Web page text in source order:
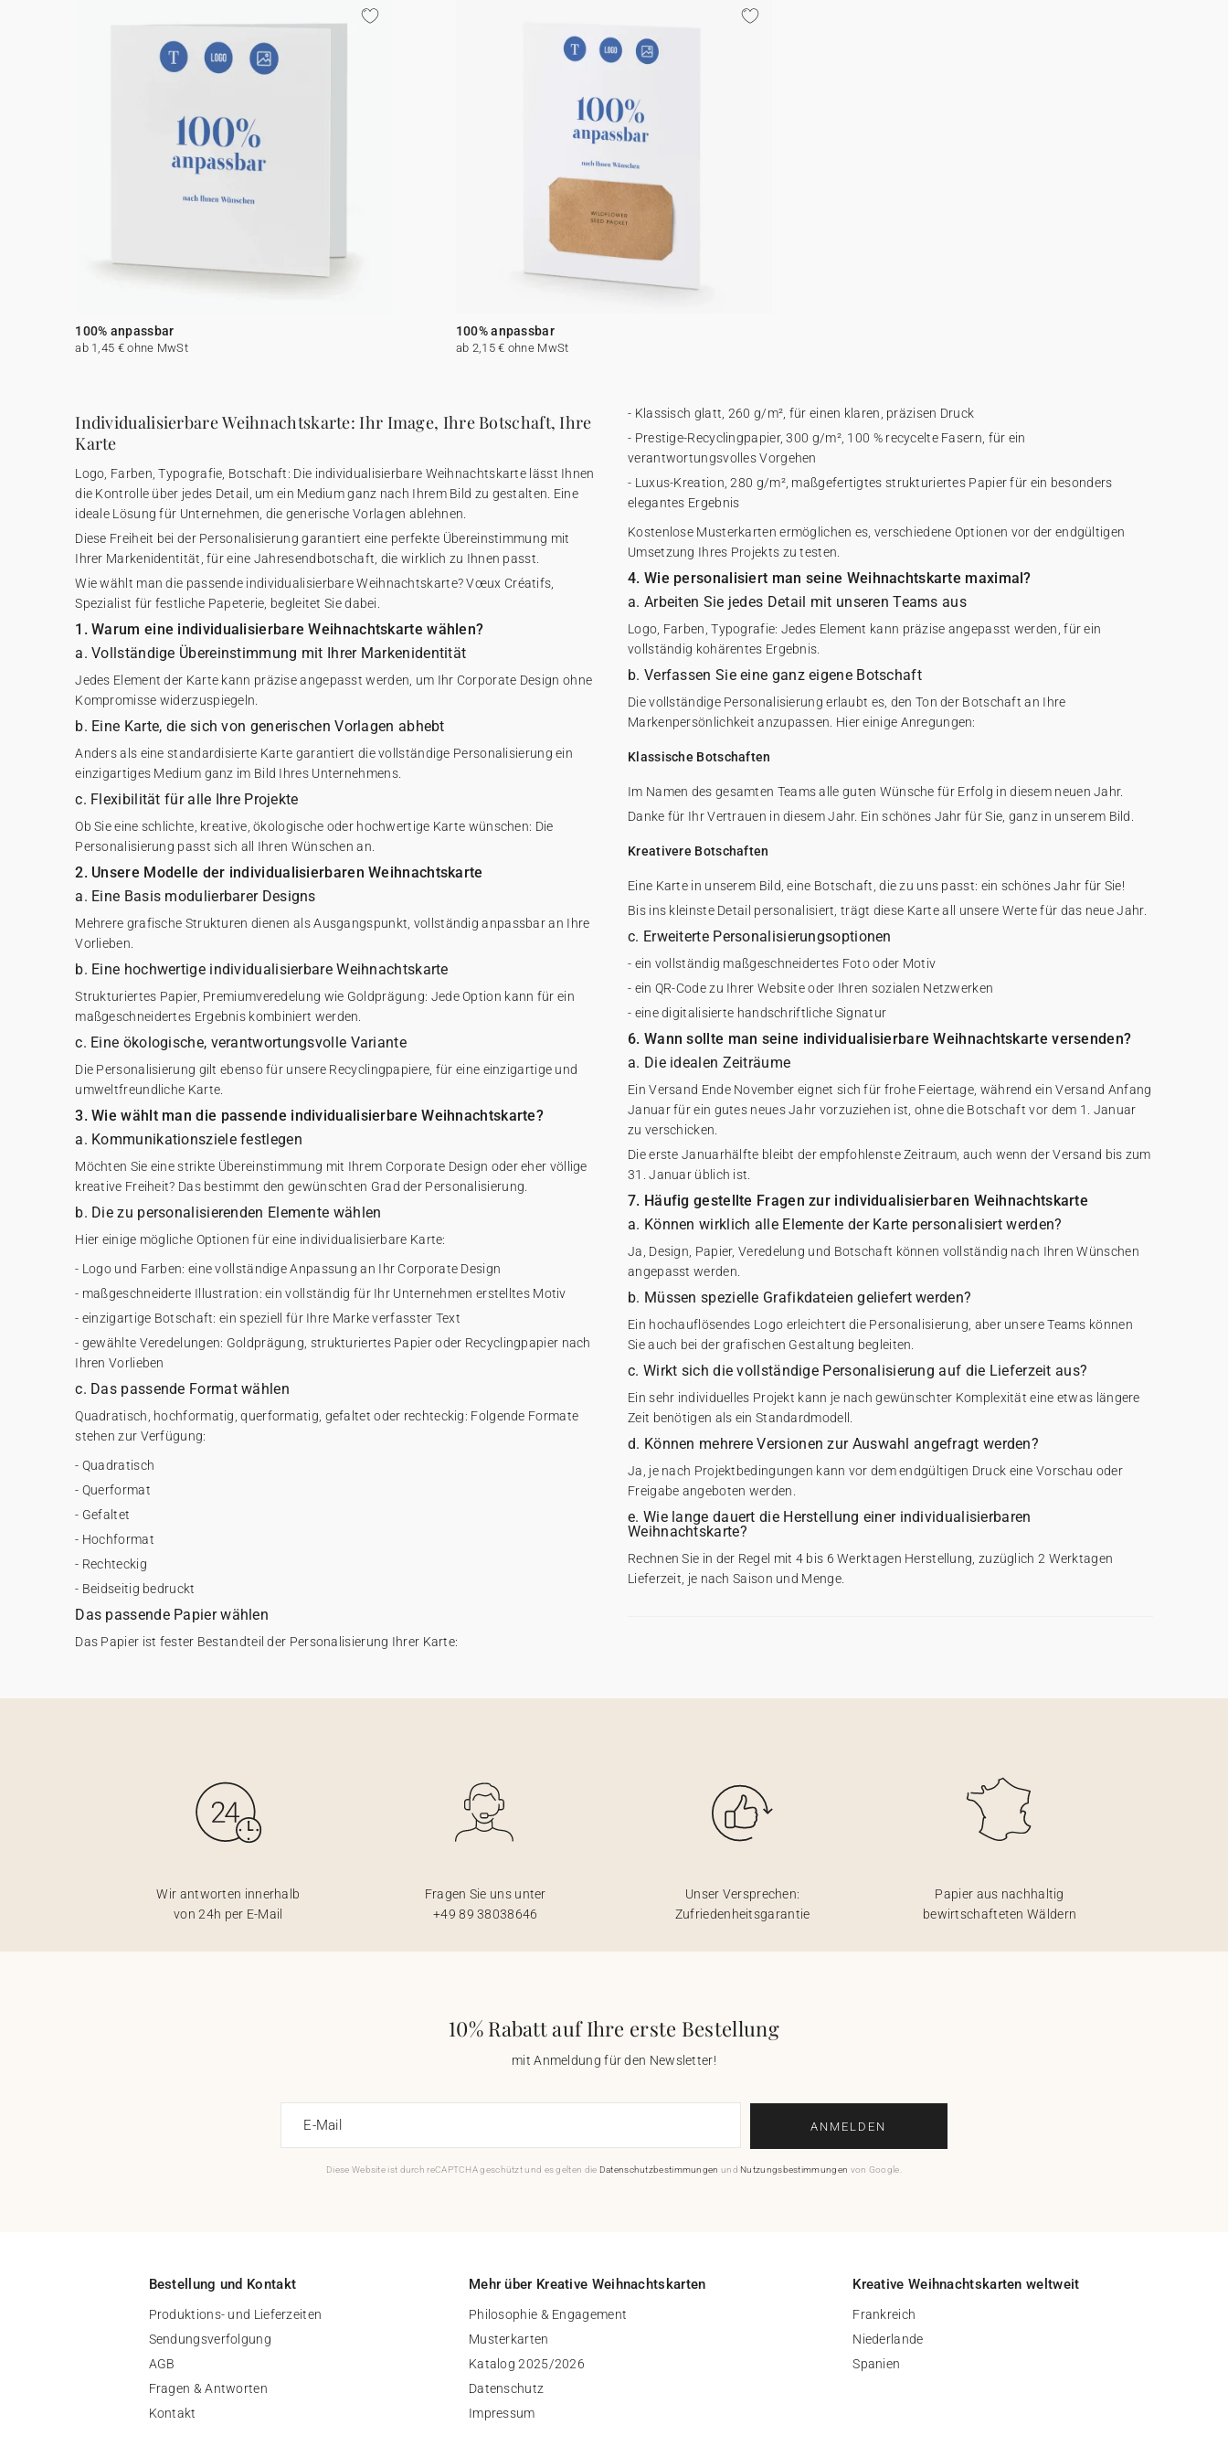
100% anpassbar
ab 1,45 € ohne MwSt
100% anpassbar
ab 2,15 € ohne MwSt
Individualisierbare Weihnachtskarte: Ihr Image, Ihre Botschaft, Ihre
Karte
Logo, Farben, Typografie, Botschaft: Die individualisierbare Weihnachtskarte lässt Ihnen
die Kontrolle über jedes Detail, um ein Medium ganz nach Ihrem Bild zu gestalten. Eine
ideale Lösung für Unternehmen, die generische Vorlagen ablehnen.
Diese Freiheit bei der Personalisierung garantiert eine perfekte Übereinstimmung mit
Ihrer Markenidentität, für eine Jahresendbotschaft, die wirklich zu Ihnen passt.
Wie wählt man die passende individualisierbare Weihnachtskarte? Vœux Créatifs,
Spezialist für festliche Papeterie, begleitet Sie dabei.
1. Warum eine individualisierbare Weihnachtskarte wählen?
a. Vollständige Übereinstimmung mit Ihrer Markenidentität
Jedes Element der Karte kann präzise angepasst werden, um Ihr Corporate Design ohne
Kompromisse widerzuspiegeln.
b. Eine Karte, die sich von generischen Vorlagen abhebt
Anders als eine standardisierte Karte garantiert die vollständige Personalisierung ein
einzigartiges Medium ganz im Bild Ihres Unternehmens.
c. Flexibilität für alle Ihre Projekte
Ob Sie eine schlichte, kreative, ökologische oder hochwertige Karte wünschen: Die
Personalisierung passt sich all Ihren Wünschen an.
2. Unsere Modelle der individualisierbaren Weihnachtskarte
a. Eine Basis modulierbarer Designs
Mehrere grafische Strukturen dienen als Ausgangspunkt, vollständig anpassbar an Ihre
Vorlieben.
b. Eine hochwertige individualisierbare Weihnachtskarte
Strukturiertes Papier, Premiumveredelung wie Goldprägung: Jede Option kann für ein
maßgeschneidertes Ergebnis kombiniert werden.
c. Eine ökologische, verantwortungsvolle Variante
Die Personalisierung gilt ebenso für unsere Recyclingpapiere, für eine einzigartige und
umweltfreundliche Karte.
3. Wie wählt man die passende individualisierbare Weihnachtskarte?
a. Kommunikationsziele festlegen
Möchten Sie eine strikte Übereinstimmung mit Ihrem Corporate Design oder eher völlige
kreative Freiheit? Das bestimmt den gewünschten Grad der Personalisierung.
b. Die zu personalisierenden Elemente wählen
Hier einige mögliche Optionen für eine individualisierbare Karte:
- Logo und Farben: eine vollständige Anpassung an Ihr Corporate Design
- maßgeschneiderte Illustration: ein vollständig für Ihr Unternehmen erstelltes Motiv
- einzigartige Botschaft: ein speziell für Ihre Marke verfasster Text
- gewählte Veredelungen: Goldprägung, strukturiertes Papier oder Recyclingpapier nach
Ihren Vorlieben
c. Das passende Format wählen
Quadratisch, hochformatig, querformatig, gefaltet oder rechteckig: Folgende Formate
stehen zur Verfügung:
- Quadratisch
- Querformat
- Gefaltet
- Hochformat
- Rechteckig
- Beidseitig bedruckt
Das passende Papier wählen
Das Papier ist fester Bestandteil der Personalisierung Ihrer Karte:
- Klassisch glatt, 260 g/m², für einen klaren, präzisen Druck
- Prestige-Recyclingpapier, 300 g/m², 100 % recycelte Fasern, für ein
verantwortungsvolles Vorgehen
- Luxus-Kreation, 280 g/m², maßgefertigtes strukturiertes Papier für ein besonders
elegantes Ergebnis
Kostenlose Musterkarten ermöglichen es, verschiedene Optionen vor der endgültigen
Umsetzung Ihres Projekts zu testen.
4. Wie personalisiert man seine Weihnachtskarte maximal?
a. Arbeiten Sie jedes Detail mit unseren Teams aus
Logo, Farben, Typografie: Jedes Element kann präzise angepasst werden, für ein
vollständig kohärentes Ergebnis.
b. Verfassen Sie eine ganz eigene Botschaft
Die vollständige Personalisierung erlaubt es, den Ton der Botschaft an Ihre
Markenpersönlichkeit anzupassen. Hier einige Anregungen:
Klassische Botschaften
Im Namen des gesamten Teams alle guten Wünsche für Erfolg in diesem neuen Jahr.
Danke für Ihr Vertrauen in diesem Jahr. Ein schönes Jahr für Sie, ganz in unserem Bild.
Kreativere Botschaften
Eine Karte in unserem Bild, eine Botschaft, die zu uns passt: ein schönes Jahr für Sie!
Bis ins kleinste Detail personalisiert, trägt diese Karte all unsere Werte für das neue Jahr.
c. Erweiterte Personalisierungsoptionen
- ein vollständig maßgeschneidertes Foto oder Motiv
- ein QR-Code zu Ihrer Website oder Ihren sozialen Netzwerken
- eine digitalisierte handschriftliche Signatur
6. Wann sollte man seine individualisierbare Weihnachtskarte versenden?
a. Die idealen Zeiträume
Ein Versand Ende November eignet sich für frohe Feiertage, während ein Versand Anfang
Januar für ein gutes neues Jahr vorzuziehen ist, ohne die Botschaft vor dem 1. Januar
zu verschicken.
Die erste Januarhälfte bleibt der empfohlenste Zeitraum, auch wenn der Versand bis zum
31. Januar üblich ist.
7. Häufig gestellte Fragen zur individualisierbaren Weihnachtskarte
a. Können wirklich alle Elemente der Karte personalisiert werden?
Ja, Design, Papier, Veredelung und Botschaft können vollständig nach Ihren Wünschen
angepasst werden.
b. Müssen spezielle Grafikdateien geliefert werden?
Ein hochauflösendes Logo erleichtert die Personalisierung, aber unsere Teams können
Sie auch bei der grafischen Gestaltung begleiten.
c. Wirkt sich die vollständige Personalisierung auf die Lieferzeit aus?
Ein sehr individuelles Projekt kann je nach gewünschter Komplexität eine etwas längere
Zeit benötigen als ein Standardmodell.
d. Können mehrere Versionen zur Auswahl angefragt werden?
Ja, je nach Projektbedingungen kann vor dem endgültigen Druck eine Vorschau oder
Freigabe angeboten werden.
e. Wie lange dauert die Herstellung einer individualisierbaren
Weihnachtskarte?
Rechnen Sie in der Regel mit 4 bis 6 Werktagen Herstellung, zuzüglich 2 Werktagen
Lieferzeit, je nach Saison und Menge.
Wir antworten innerhalb
von 24h per E-Mail
Fragen Sie uns unter
+49 89 38038646
Unser Versprechen:
Zufriedenheitsgarantie
Papier aus nachhaltig
bewirtschafteten Wäldern
10% Rabatt auf Ihre erste Bestellung
mit Anmeldung für den Newsletter!
E-Mail ANMELDEN
Diese Website ist durch reCAPTCHA geschützt und es gelten die Datenschutzbestimmungen und Nutzungsbestimmungen von Google.
Bestellung und Kontakt
Produktions- und Lieferzeiten
Sendungsverfolgung
AGB
Fragen & Antworten
Kontakt
Mehr über Kreative Weihnachtskarten
Philosophie & Engagement
Musterkarten
Katalog 2025/2026
Datenschutz
Impressum
Kreative Weihnachtskarten weltweit
Frankreich
Niederlande
Spanien